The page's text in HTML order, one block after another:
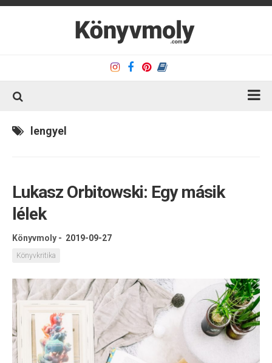
Kapcsolat
Olvasó sarok
Könyveim
Rólam
lengyel
Lukasz Orbitowski: Egy másik
lélek
Könyvmoly - 2019-09-27
Könyvkritika